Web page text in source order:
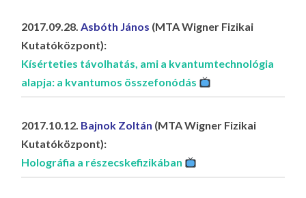
2017.09.28.Asbóth János (MTA Wigner Fizikai
Kutatóközpont):
Kísérteties távolhatás, ami a kvantumtechnológia
alapja: a kvantumos összefonódás
2017.10.12. Bajnok Zoltán (MTA Wigner Fizikai
Kutatóközpont):
Holográfia a részecskefizikában